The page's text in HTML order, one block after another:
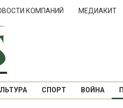
КОМПАНИЙ МЕДИАКИТ
СПОРТ ВОЙНА